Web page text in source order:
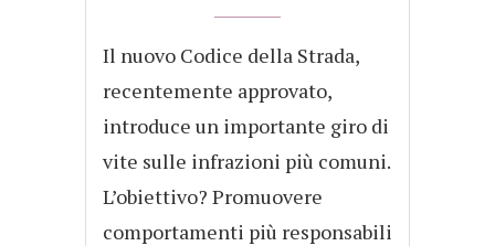
Il nuovo Codice della Strada,
recentemente approvato,
introduce un importante giro di
vite sulle infrazioni più comuni.
L’obiettivo? Promuovere
comportamenti più responsabili